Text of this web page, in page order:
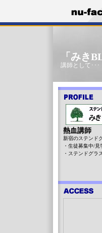
「みき
講師として･･
熱血講師
新宿のステンド
・生徒募集中/
・ステンドグラ